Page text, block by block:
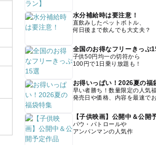
水分補給時は要注意！
直飲みしたペットボトル、
何日後まで飲んでも大丈夫？
全国のお得なフリーきっぷ
子供50円均一の切符から
100円で1日乗り放題も！
お得いっぱい！2026夏の福
早い者勝ち！数量限定の人気
発売日や価格、内容を最速で
【子供映画】公開中＆公開
パウ・パトロールや
アンパンマンの人気作